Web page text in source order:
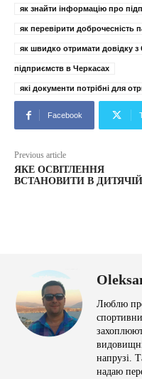
як знайти інформацію про
як перевірити доброчесність
як швидко отримати довідку
підприємств в Черкасах
які документи потрібні для
Facebook
Previous article
ЯКЕ ОСВІТЛЕННЯ
ВСТАНОВИТИ В
Люблю
напрузі.
надаю